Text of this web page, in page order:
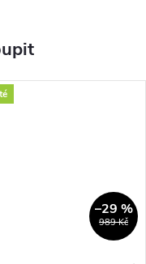
989 Kč
–29 %